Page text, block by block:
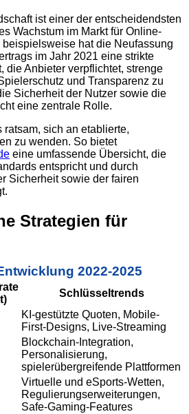
ist einer der entscheidendsten
Wachstum im Markt für Online-
hat die Neufassung
im Jahr 2021 eine strikte
die Anbieter verpflichtet, strenge
und Transparenz zu
Sicherheit der Nutzer sowie die
eine zentrale Rolle.
ratsam, sich an etablierte,
zu wenden. So bietet
eine umfassende Übersicht, die
entspricht und durch
Sicherheit sowie der fairen
Strategien für
2022-2025
Schlüsseltrends
KI-gestützte Quoten, Mobile-
First-Designs, Live-Streaming
Blockchain-Integration,
Personalisierung,
spielerübergreifende Plattformen
Virtuelle und eSports-Wetten,
Regulierungserweiterungen,
Safe-Gaming-Features